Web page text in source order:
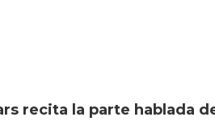
recita la parte hablada